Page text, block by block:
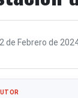
de Febrero de